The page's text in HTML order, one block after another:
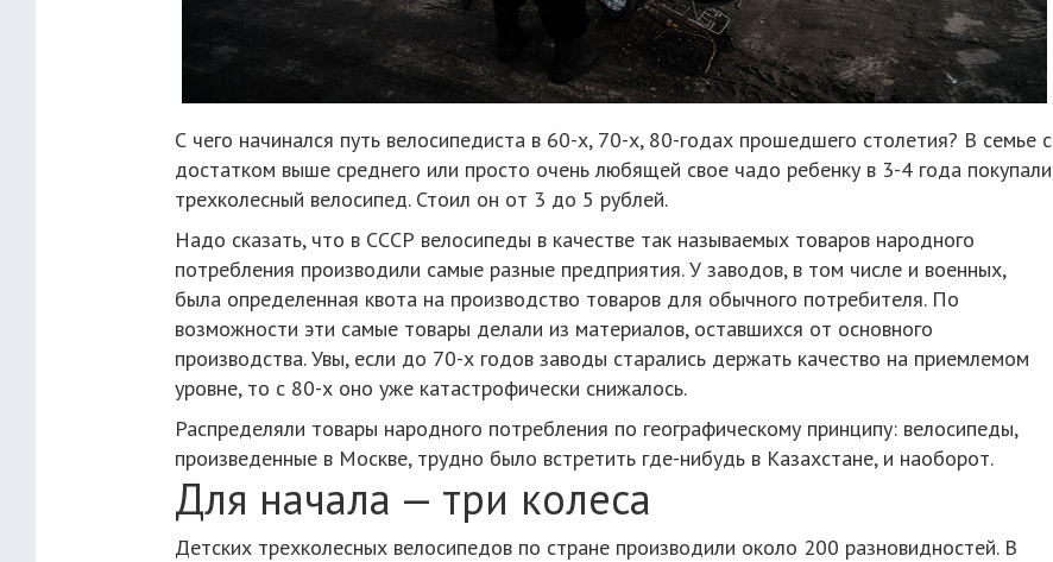
С чего начинался путь велосипедиста в 60-х, 70-х, 80-годах прошедшего столетия? В семье с
достатком выше среднего или просто очень любящей свое чадо ребенку в 3-4 года покупали
трехколесный велосипед. Стоил он от 3 до 5 рублей.
Надо сказать, что в СССР велосипеды в качестве так называемых товаров народного
потребления производили самые разные предприятия. У заводов, в том числе и военных,
была определенная квота на производство товаров для обычного потребителя. По
возможности эти самые товары делали из материалов, оставшихся от основного
производства. Увы, если до 70-х годов заводы старались держать качество на приемлемом
уровне, то с 80-х оно уже катастрофически снижалось.
Распределяли товары народного потребления по географическому принципу: велосипеды,
произведенные в Москве, трудно было встретить где-нибудь в Казахстане, и наоборот.
Для начала — три колеса
Детских трехколесных велосипедов по стране производили около 200 разновидностей. В